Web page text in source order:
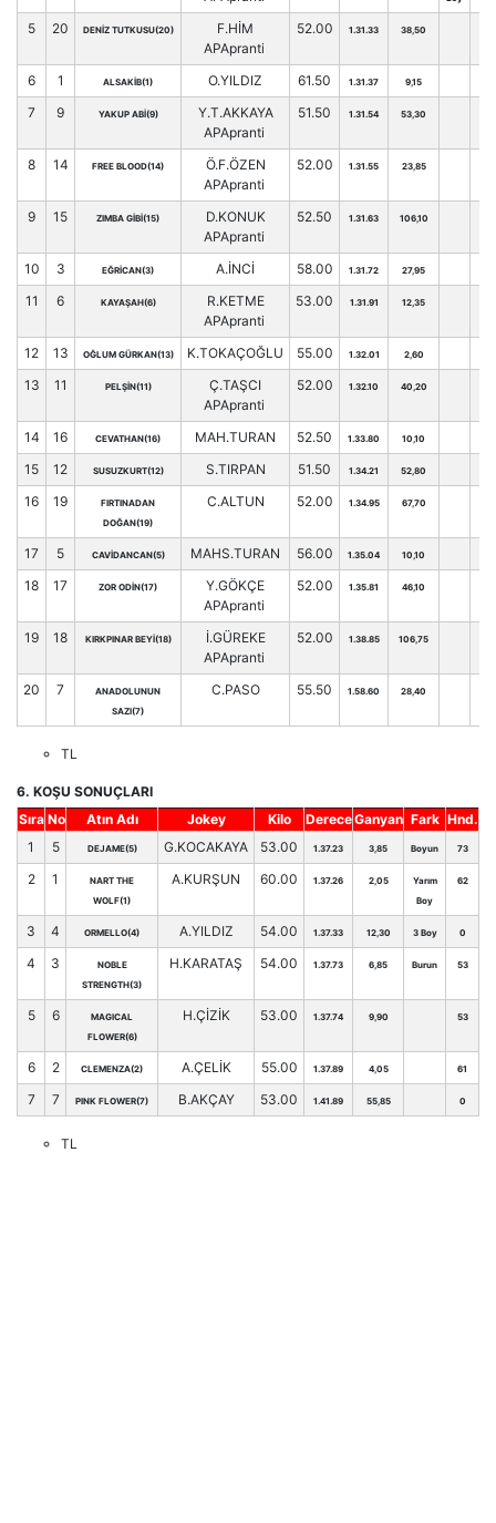
5 20 DENİZ TUTKUSU(20)
F.HİM
APApranti
52.00 1.31.33 38,50
6 1 ALSAKİB(1) O.YILDIZ 61.50 1.31.37 9,15
7 9 YAKUP ABİ(9)
Y.T.AKKAYA
APApranti
51.50 1.31.54 53,30
8 14 FREE BLOOD(14)
Ö.F.ÖZEN
APApranti
52.00 1.31.55 23,85
9 15 ZIMBA GİBİ(15)
D.KONUK
APApranti
52.50 1.31.63 106,10
10 3 EĞRİCAN(3) A.İNCİ 58.00 1.31.72 27,95
11 6 KAYAŞAH(6)
R.KETME
APApranti
53.00 1.31.91 12,35
12 13 OĞLUM GÜRKAN(13) K.TOKAÇOĞLU 55.00 1.32.01 2,60
13 11 PELŞİN(11)
Ç.TAŞCI
APApranti
52.00 1.32.10 40,20
14 16 CEVATHAN(16) MAH.TURAN 52.50 1.33.80 10,10
15 12 SUSUZKURT(12) S.TIRPAN 51.50 1.34.21 52,80
16 19
FIRTINADAN
DOĞAN(19)
C.ALTUN 52.00 1.34.95 67,70
17 5 CAVİDANCAN(5) MAHS.TURAN 56.00 1.35.04 10,10
18 17 ZOR ODİN(17)
Y.GÖKÇE
APApranti
52.00 1.35.81 46,10
19 18 KIRKPINAR BEYİ(18)
İ.GÜREKE
APApranti
52.00 1.38.85 106,75
20 7
ANADOLUNUN
SAZI(7)
C.PASO 55.50 1.58.60 28,40
TL
6. KOŞU SONUÇLARI
Sıra No Atın Adı Jokey Kilo DereceGanyan Fark Hnd.
1
5 DEJAME(5) G.KOCAKAYA 53.00 1.37.23 3,85 Boyun 73
2 1
NART THE
WOLF(1)
A.KURŞUN 60.00 1.37.26 2,05
Yarım
Boy
62
3 4 ORMELLO(4) A.YILDIZ 54.00 1.37.33 12,30 3 Boy 0
4 3
NOBLE
STRENGTH(3)
H.KARATAŞ 54.00 1.37.73 6,85 Burun 53
5 6
MAGICAL
FLOWER(6)
H.ÇİZİK 53.00 1.37.74 9,90 53
6 2 CLEMENZA(2) A.ÇELİK 55.00 1.37.89 4,05 61
7 7 PINK FLOWER(7) B.AKÇAY 53.00 1.41.89 55,85 0
TL